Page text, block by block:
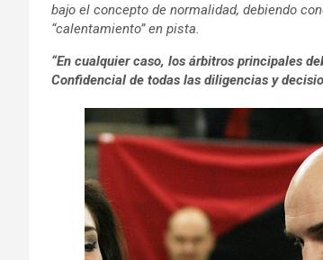
bajo el concepto de normalidad, debiendo
“calentamiento” en pista.
“En cualquier caso, los árbitros principales
Confidencial de todas las diligencias y